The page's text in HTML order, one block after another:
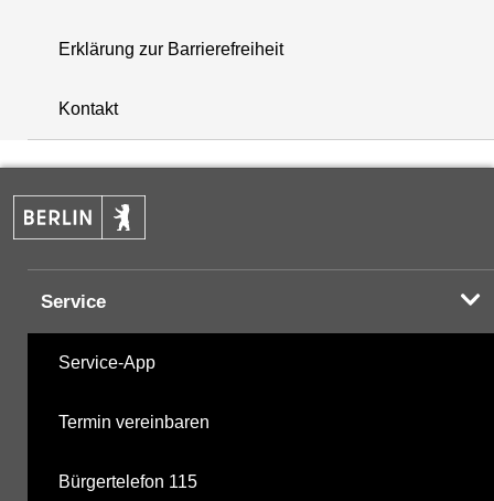
+
−
Erklärung zur Barrierefreiheit
Kontakt
Service
Service-App
Termin vereinbaren
Bürgertelefon 115